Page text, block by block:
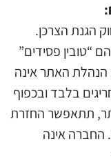
“טובין פסידים”
האתר אינה
בלבד ובכפוף
תתאפשר החזרת
החברה אינה